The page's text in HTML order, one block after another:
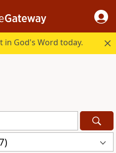
in God's Word today.